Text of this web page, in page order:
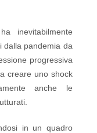
inevitabilmente
dalla pandemia da
progressiva
creare uno shock
anche le
in un quadro